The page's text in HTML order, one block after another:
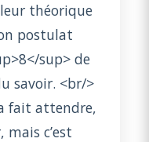
théorique
postulat
sup> de
savoir. <br/>
fait attendre,
c’est